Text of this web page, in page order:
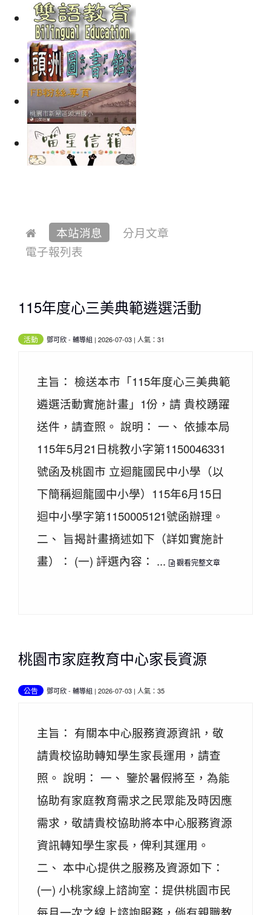
本站消息
分月文章
電子報列表
115年度心三美典範遴選活動
活動 鄧可欣- 輔導組 | 2026-07-03 | 人氣：31
主旨： 檢送本市「115年度心三美典範
遴選活動實施計畫」1份，請 貴校踴躍
送件，請查照。 說明： 一、 依據本局
115年5月21日桃教小字第1150046331
號函及桃園市 立迴龍國民中小學（以
下簡稱迴龍國中小學）115年6月15日
迴中小學字第1150005121號函辦理。
二、 旨揭計畫摘述如下（詳如實施計
畫）： (一) 評選內容： ...
觀看完整文章
桃園市家庭教育中心家長資源
公告 鄧可欣- 輔導組 | 2026-07-03 | 人氣：35
主旨： 有關本中心服務資源資訊，敬
請貴校協助轉知學生家長運用，請查
照。 說明： 一、 鑒於暑假將至，為能
協助有家庭教育需求之民眾能及時因應
需求，敬請貴校協助將本中心服務資源
資訊轉知學生家長，俾利其運用。
二、 本中心提供之服務及資源如下：
(一) 小桃家線上諮詢室：提供桃園市民